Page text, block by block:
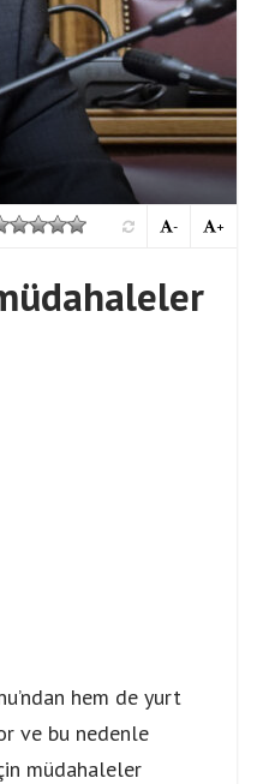
+
-
hem de yurt
ve bu nedenle
müdahaleler